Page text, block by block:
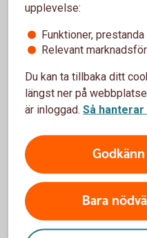
Så skriver du
överföring
CCCCKKKKKKK
(4 siffror i
-totalt 11 siffror
upplevelse:
Funktioner,
Relevant
Du kan ta tillbaka ditt
längst ner på
är inloggad. Så
Bara